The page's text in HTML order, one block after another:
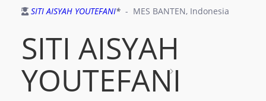
Contact
receipt Publication
SITI AISYAH YOUTEFANI* - MES BANTEN, Indonesia
SITI AISYAH
YOUTEFANI